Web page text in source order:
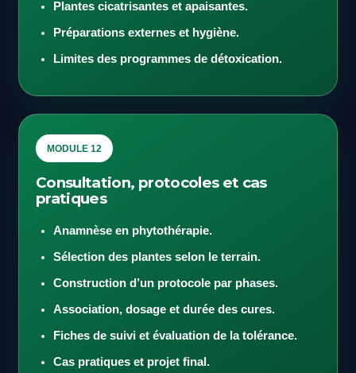
Plantes cicatrisantes et apaisantes.
Préparations externes et hygiène.
Limites des programmes de détoxication.
MODULE 12
Consultation, protocoles et cas
pratiques
Anamnèse en phytothérapie.
Sélection des plantes selon le terrain.
Construction d’un protocole par phases.
Association, dosage et durée des cures.
Fiches de suivi et évaluation de la tolérance.
Cas pratiques et projet final.